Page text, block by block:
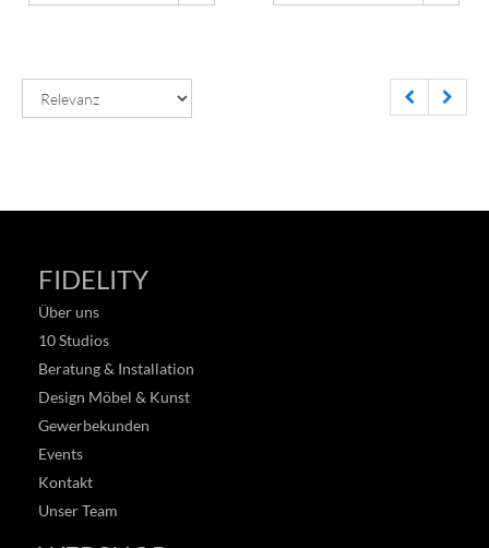
FIDELITY
Über uns
10 Studios
Beratung & Installation
Design Möbel & Kunst
Gewerbekunden
Events
Kontakt
Unser Team